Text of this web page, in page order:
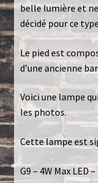
Toutes les lampes
belle lumière et
décidé pour ce
Le pied est
d’une ancienne
Voici une lampe
les photos.
Cette lampe est
G9 – 4W Max LED